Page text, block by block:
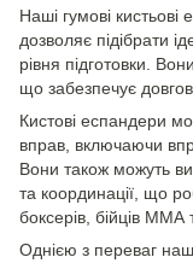
Наші гумові
дозволяє підібрати
рівня підготовки.
що забезпечує
Кистові еспандери
вправ, включаючи
Вони також можуть
та координації, що
боксерів, бійців ММА
Однією з переваг